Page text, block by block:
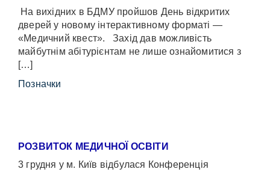
На вихідних в БДМУ пройшов День відкритих
дверей у новому інтерактивному форматі —
«Медичний квест». Захід дав можливість
майбутнім абітурієнтам не лише ознайомитися з
[…]
Позначки
РОЗВИТОК МЕДИЧНОЇ ОСВІТИ
3 грудня у м. Київ відбулася Конференція